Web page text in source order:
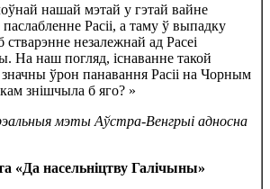
нашай мэтай у гэтай вайне
Расіі, а таму ў выпадку
стварэнне незалежнай ад Расеі
На наш погляд, існаванне такой
ўрон панавання Расіі на Чорным
знішчыла б яго? »
мэты Аўстра-Венгрыі адносна
«Да насельніцтву Галічыны»